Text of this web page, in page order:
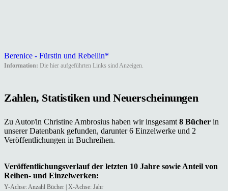
Berenice - Fürstin und Rebellin*
Information: Die hier aufgeführten Links sind Anzeigen.
Zahlen, Statistiken und Neuerscheinungen
Zu Autor/in Christine Ambrosius haben wir insgesamt 8 Bücher in
unserer Datenbank gefunden, darunter 6 Einzelwerke und 2
Veröffentlichungen in Buchreihen.
Veröffentlichungsverlauf der letzten 10 Jahre sowie Anteil von
Reihen- und Einzelwerken:
Y-Achse: Anzahl Bücher | X-Achse: Jahr